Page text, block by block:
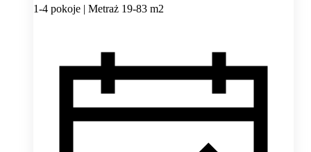
1-4 pokoje | Metraż 19-83 m2